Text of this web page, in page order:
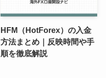
HFM（HotForex）の入金
方法まとめ｜反映時間や手
順を徹底解説